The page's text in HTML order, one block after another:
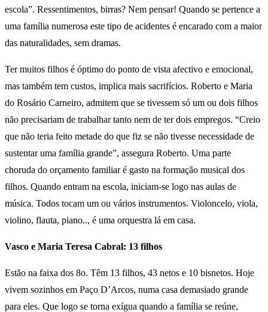
escola”. Ressentimentos, birras? Nem pensar! Quando se pertence a
uma família numerosa este tipo de acidentes é encarado com a maior
das naturalidades, sem dramas.
Ter muitos filhos é óptimo do ponto de vista afectivo e emocional,
mas também tem custos, implica mais sacrifícios. Roberto e Maria
do Rosário Carneiro, admitem que se tivessem só um ou dois filhos
não precisariam de trabalhar tanto nem de ter dois empregos. “Creio
que não teria feito metade do que fiz se não tivesse necessidade de
sustentar uma família grande”, assegura Roberto. Uma parte
choruda do orçamento familiar é gasto na formação musical dos
filhos. Quando entram na escola, iniciam-se logo nas aulas de
música. Todos tocam um ou vários instrumentos. Violoncelo, viola,
violino, flauta, piano.., é uma orquestra lá em casa.
Vasco e Maria Teresa Cabral: 13 filhos
Estão na faixa dos 8o. Têm 13 filhos, 43 netos e 10 bisnetos. Hoje
vivem sozinhos em Paço D’Arcos, numa casa demasiado grande
para eles. Que logo se torna exígua quando a família se reúne,